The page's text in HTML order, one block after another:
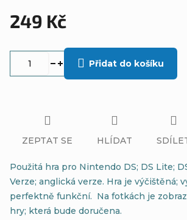
249 Kč
Přidat do košíku
Použitá hra pro Nintendo DS; DS Lite;
Verze; anglická verze. Hra je výčištěná;
perfektně funkční. Na fotkách je
hry; která bude doručena.
ZEPTAT SE HLÍDAT